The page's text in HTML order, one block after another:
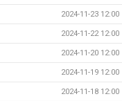
2024-11-23 12:00
2024-11-22 12:00
2024-11-20 12:00
2024-11-19 12:00
2024-11-18 12:00